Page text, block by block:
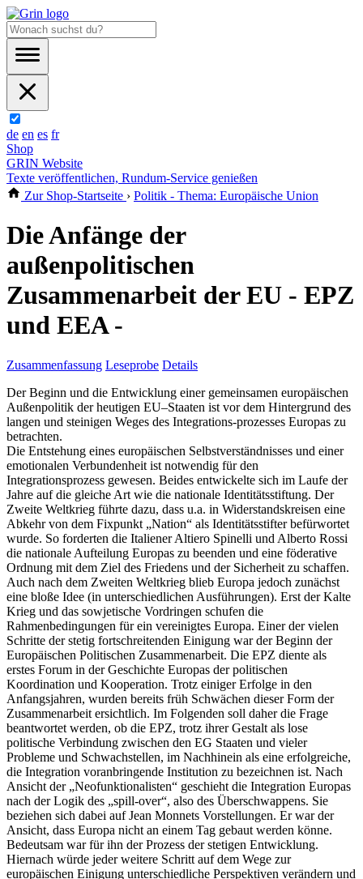
de en es fr
Shop
GRIN Website
Texte veröffentlichen, Rundum-Service genießen
Zur Shop-Startseite › Politik - Thema: Europäische Union
Die Anfänge der
außenpolitischen
Zusammenarbeit der EU - EPZ
und EEA -
Zusammenfassung Leseprobe Details
Der Beginn und die Entwicklung einer gemeinsamen europäischen
Außenpolitik der heutigen EU–Staaten ist vor dem Hintergrund des
langen und steinigen Weges des Integrations-prozesses Europas zu
betrachten.
Die Entstehung eines europäischen Selbstverständnisses und einer
emotionalen Verbundenheit ist notwendig für den
Integrationsprozess gewesen. Beides entwickelte sich im Laufe der
Jahre auf die gleiche Art wie die nationale Identitätsstiftung. Der
Zweite Weltkrieg führte dazu, dass u.a. in Widerstandskreisen eine
Abkehr von dem Fixpunkt „Nation“ als Identitätsstifter befürwortet
wurde. So forderten die Italiener Altiero Spinelli und Alberto Rossi
die nationale Aufteilung Europas zu beenden und eine föderative
Ordnung mit dem Ziel des Friedens und der Sicherheit zu schaffen.
Auch nach dem Zweiten Weltkrieg blieb Europa jedoch zunächst
eine bloße Idee (in unterschiedlichen Ausführungen). Erst der Kalte
Krieg und das sowjetische Vordringen schufen die
Rahmenbedingungen für ein vereinigtes Europa. Einer der vielen
Schritte der stetig fortschreitenden Einigung war der Beginn der
Europäischen Politischen Zusammenarbeit. Die EPZ diente als
erstes Forum in der Geschichte Europas der politischen
Koordination und Kooperation. Trotz einiger Erfolge in den
Anfangsjahren, wurden bereits früh Schwächen dieser Form der
Zusammenarbeit ersichtlich. Im Folgenden soll daher die Frage
beantwortet werden, ob die EPZ, trotz ihrer Gestalt als lose
politische Verbindung zwischen den EG Staaten und vieler
Probleme und Schwachstellen, im Nachhinein als eine erfolgreiche,
die Integration voranbringende Institution zu bezeichnen ist. Nach
Ansicht der „Neofunktionalisten“ geschieht die Integration Europas
nach der Logik des „spill-over“, also des Überschwappens. Sie
beziehen sich dabei auf Jean Monnets Vorstellungen. Er war der
Ansicht, dass Europa nicht an einem Tag gebaut werden könne.
Bedeutsam war für ihn der Prozess der stetigen Entwicklung.
Hiernach würde jeder weitere Schritt auf dem Wege zur
europäischen Einigung unterschiedliche Perspektiven verändern und